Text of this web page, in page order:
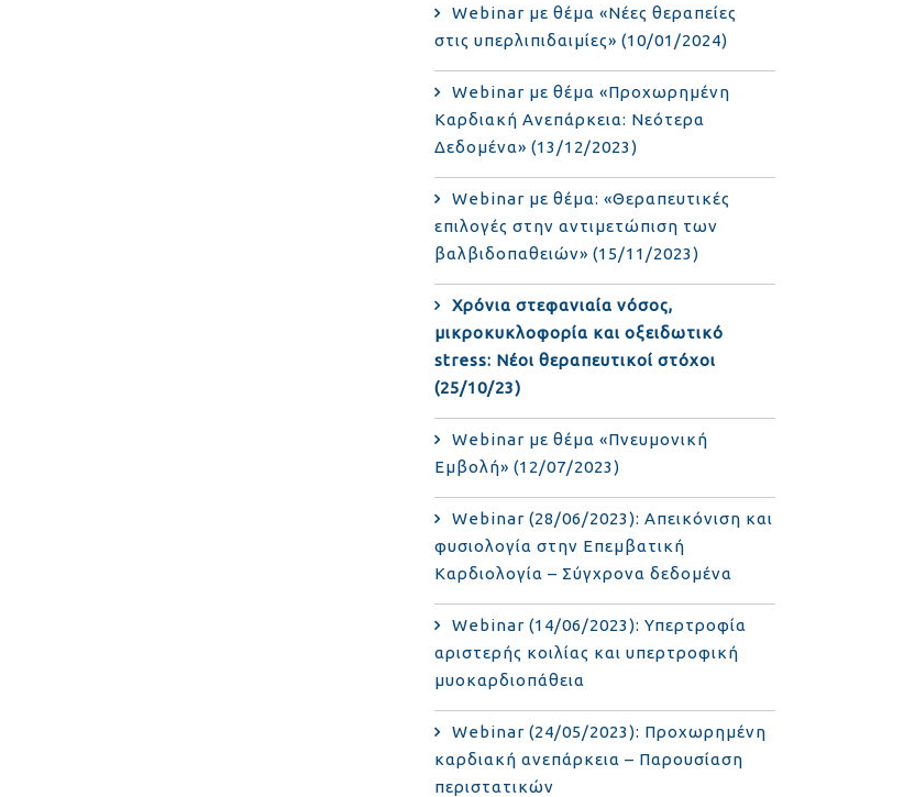
Webinar με θέμα «Νέες θεραπείες
στις υπερλιπιδαιμίες» (10/01/2024)
Webinar με θέμα «Προχωρημένη
Καρδιακή Ανεπάρκεια: Νεότερα
Δεδομένα» (13/12/2023)
Webinar με θέμα: «Θεραπευτικές
επιλογές στην αντιμετώπιση των
βαλβιδοπαθειών» (15/11/2023)
Χρόνια στεφανιαία νόσος,
μικροκυκλοφορία και οξειδωτικό
stress: Νέοι θεραπευτικοί στόχοι
(25/10/23)
Webinar με θέμα «Πνευμονική
Εμβολή» (12/07/2023)
Webinar (28/06/2023): Απεικόνιση και
φυσιολογία στην Επεμβατική
Καρδιολογία – Σύγχρονα δεδομένα
Webinar (14/06/2023): Υπερτροφία
αριστερής κοιλίας και υπερτροφική
μυοκαρδιοπάθεια
Webinar (24/05/2023): Προχωρημένη
καρδιακή ανεπάρκεια – Παρουσίαση
περιστατικών